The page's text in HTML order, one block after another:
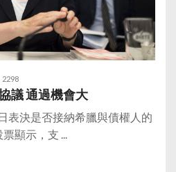
2298
議 通過機會大
表決是否接納希臘與債權人的
顯示，支 ...